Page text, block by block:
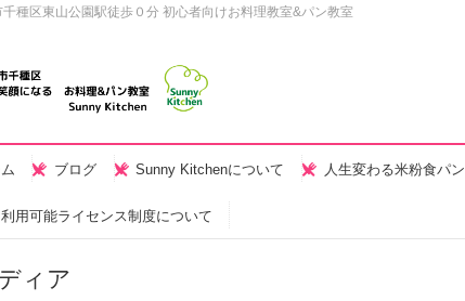
種区東山公園駅徒歩０分 初心者向けお料理教室&パン教室
ブログ Sunny Kitchenについて 人生変わる米粉食パン
用可能ライセンス制度について
ィア